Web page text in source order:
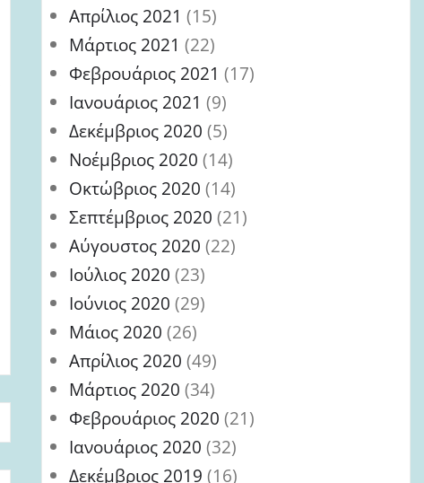
Απρίλιος 2021 (15)
Μάρτιος 2021 (22)
Φεβρουάριος 2021 (17)
Ιανουάριος 2021 (9)
Δεκέμβριος 2020 (5)
Νοέμβριος 2020 (14)
Οκτώβριος 2020 (14)
Σεπτέμβριος 2020 (21)
Αύγουστος 2020 (22)
Ιούλιος 2020 (23)
Ιούνιος 2020 (29)
Μάιος 2020 (26)
Απρίλιος 2020 (49)
Μάρτιος 2020 (34)
Φεβρουάριος 2020 (21)
Ιανουάριος 2020 (32)
Δεκέμβριος 2019 (16)